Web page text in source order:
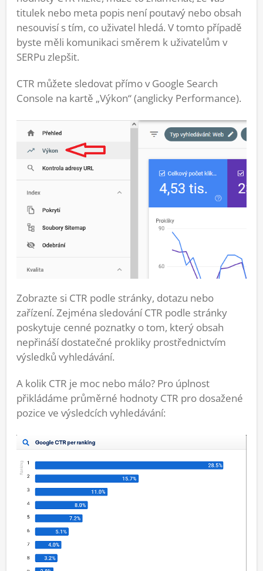
titulek nebo meta popis není poutavý nebo obsah
nesouvisí s tím, co uživatel hledá. V tomto případě
byste měli komunikaci směrem k uživatelům v
SERPu zlepšit.
CTR můžete sledovat přímo v Google Search
Console na kartě „Výkon“ (anglicky Performance).
Zobrazte si CTR podle stránky, dotazu nebo
zařízení. Zejména sledování CTR podle stránky
poskytuje cenné poznatky o tom, který obsah
nepřináší dostatečné prokliky prostřednictvím
výsledků vyhledávání.
A kolik CTR je moc nebo málo? Pro úplnost
přikládáme průměrné hodnoty CTR pro dosažené
pozice ve výsledcích vyhledávání: